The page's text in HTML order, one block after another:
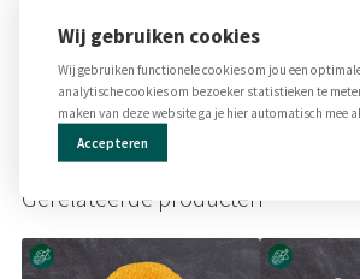
(paprika extract)
Allergenen
Glutenbevattende granen, tarwe en selderij.
Gerelateerde producten
Dit
Wij gebruiken cookies
Wij gebruiken functionele cookies om jou een
analytische cookies om bezoeker statistieken te
maken van deze website ga je hier automatisch mee
Accepteren